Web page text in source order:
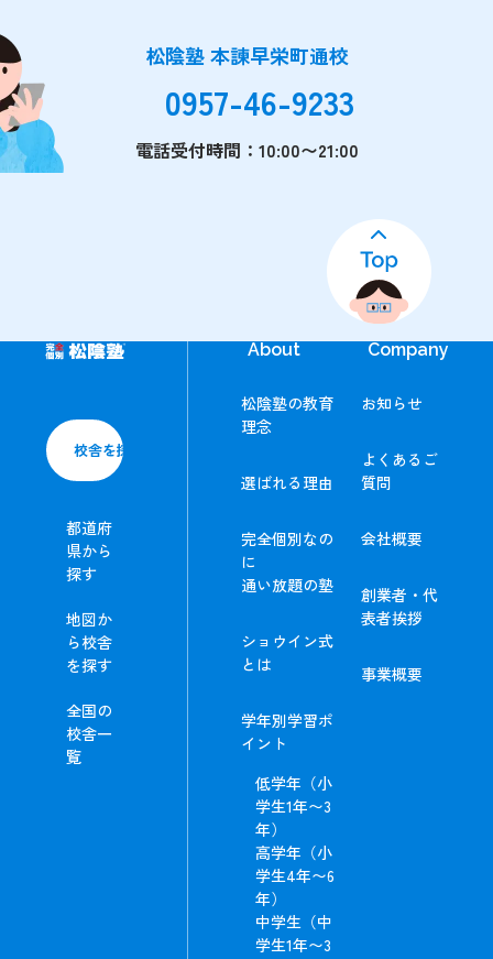
松陰塾 本諫早栄町通校
0957-46-9233
電話受付時間：10:00〜21:00
校舎を探す
都道府
県から
探す
地図か
ら校舎
を探す
全国の
校舎一
覧
About
松陰塾の教育
理念
選ばれる理由
完全個別なの
に
通い放題の塾
ショウイン式
とは
学年別学習ポ
イント
低学年（小
学生1年〜3
年）
高学年（小
学生4年〜6
年）
中学生（中
学生1年〜3
Company
お知らせ
よくあるご
質問
会社概要
創業者・代
表者挨拶
事業概要